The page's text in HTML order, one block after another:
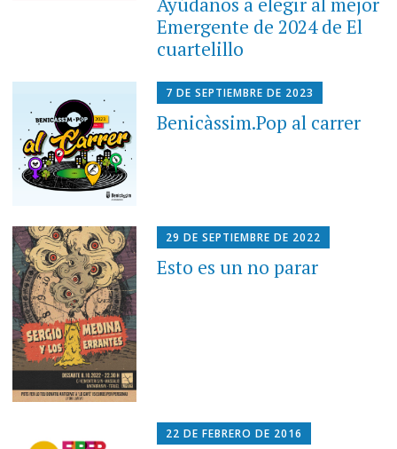
Emergente de 2024 de El
cuartelillo
7 DE SEPTIEMBRE DE 2023
Benicàssim.Pop al carrer
29 DE SEPTIEMBRE DE 2022
Esto es un no parar
22 DE FEBRERO DE 2016